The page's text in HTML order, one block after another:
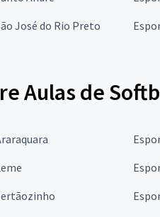
José do Rio Preto
Aulas de